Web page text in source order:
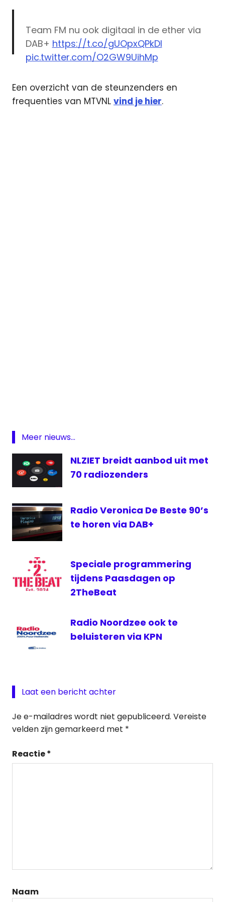
Team FM nu ook digitaal in de ether via
DAB+ https://t.co/gUOpxQPkDI
pic.twitter.com/O2GW9UihMp
— Team FM (@radioteamfm)November
5, 2015
Een overzicht van de steunzenders en
frequenties van MTVNL vind je hier.
Radio
FM
Team
FM
DAB
Meer nieuws...
NLZIET breidt aanbod uit met
70 radiozenders
Radio Veronica De Beste 90’s
te horen via DAB+
Speciale programmering
tijdens Paasdagen op
2TheBeat
Radio Noordzee ook te
beluisteren via KPN
Laat een bericht achter
Je e-mailadres wordt niet gepubliceerd. Vereiste
velden zijn gemarkeerd met *
Reactie*
Naam